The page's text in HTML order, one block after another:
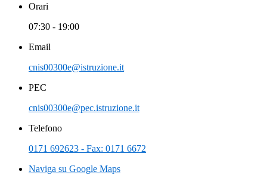
Orari
07:30 - 19:00
Email
cnis00300e@istruzione.it
PEC
cnis00300e@pec.istruzione.it
Telefono
0171 692623 - Fax: 0171 6672
Naviga su Google Maps